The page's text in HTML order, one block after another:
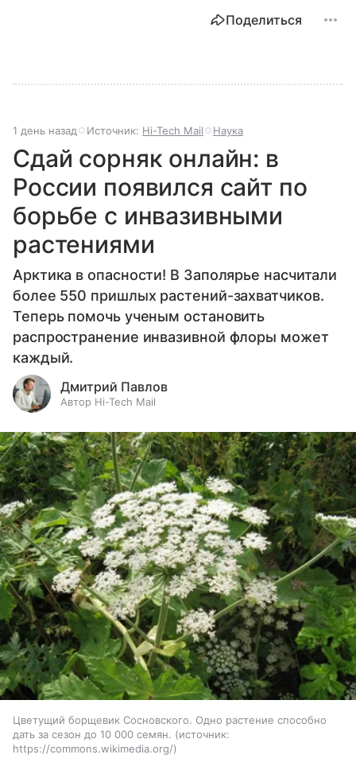
Поделиться
1 день назад Источник: Hi-Tech Mail Наука
Сдай сорняк онлайн: в
России появился сайт по
борьбе с инвазивными
растениями
Арктика в опасности! В Заполярье насчитали
более 550 пришлых растений-захватчиков.
Теперь помочь ученым остановить
распространение инвазивной флоры может
каждый.
Дмитрий Павлов
Автор Hi-Tech Mail
Цветущий борщевик Сосновского. Одно растение способно
дать за сезон до 10 000 семян.
источник:
https://commons.wikimedia.org/